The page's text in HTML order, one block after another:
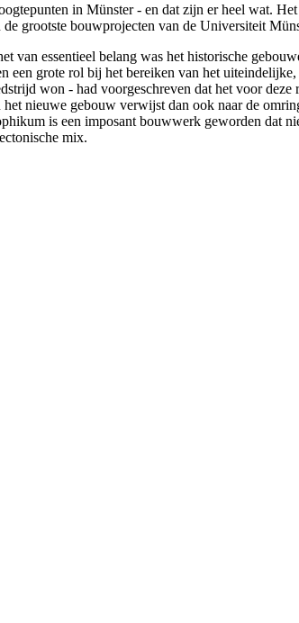
in Münster - en dat zijn er heel wat.
grootste bouwprojecten van de Universiteit
van essentieel belang was het historische
een grote rol bij het bereiken van het
won - had voorgeschreven dat het voor
nieuwe gebouw verwijst dan ook naar de
is een imposant bouwwerk geworden dat
mix.